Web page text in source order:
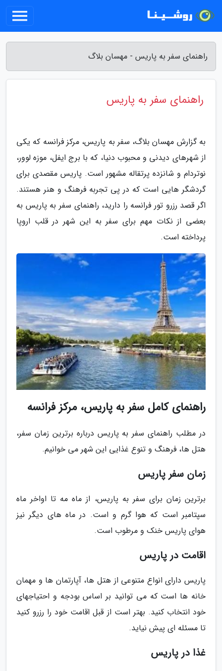
راهنمای سفر به پاریس - مهسان بلاگ
راهنمای سفر به پاریس
به گزارش مهسان بلاگ، سفر به پاریس، مرکز فرانسه که یکی
از شهرهای دیدنی و محبوب دنیا، که با برج ایفل، موزه لوور،
نوتردام و شانزده پرتقاله مشهور است. پاریس مقصدی برای
گردشگر هایی است که در پی تجربه فرهنگ و هنر هستند.
اگر قصد رزرو تور فرانسه را دارید، راهنمای سفر به پاریس به
بعضی از نکات مهم برای سفر به این شهر در قلب اروپا
پرداخته است.
راهنمای کامل سفر به پاریس، مرکز فرانسه
در مطلب راهنمای سفر به پاریس درباره برترین زمان سفر،
هتل ها، فرهنگ و تنوع غذایی این شهر می خوانیم.
زمان سفر پاریس
برترین زمان برای سفر به پاریس، از ماه مه تا اواخر ماه
سپتامبر است که هوا گرم و است. در ماه های دیگر نیز
هوای پاریس خنک و مرطوب است.
اقامت در پاریس
پاریس دارای انواع متنوعی از هتل ها، آپارتمان ها و مهمان
خانه ها است که می توانید بر اساس بودجه و احتیاجهای
خود انتخاب کنید. بهتر است از قبل اقامت خود را رزرو کنید
تا مسئله ای پیش نیاید.
غذا در پاریس